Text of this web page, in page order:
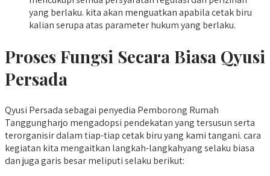
yang berlaku. kita akan menguatkan apabila cetak biru
kalian serupa atas parameter hukum yang berlaku.
Proses Fungsi Secara Biasa Qyusi
Persada
Qyusi Persada sebagai penyedia Pemborong Rumah
Tanggungharjo mengadopsi pendekatan yang tersusun serta
terorganisir dalam tiap-tiap cetak biru yang kami tangani. cara
kegiatan kita mengaitkan langkah-langkahyang selaku biasa
dan juga garis besar meliputi selaku berikut: